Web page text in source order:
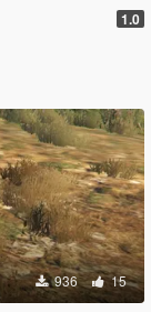
1.0
936 15